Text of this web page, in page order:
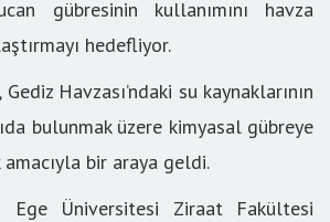
gübresinin kullanımını havza
hedefliyor.
Havzası’ndaki su kaynaklarının
bulunmak üzere kimyasal gübreye
bir araya geldi.
Ege Üniversitesi Ziraat Fakültesi